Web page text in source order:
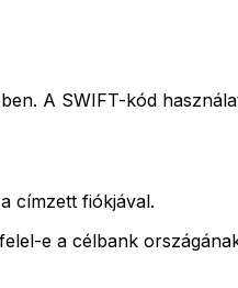
A SWIFT-kód
címzett fiókjával.
e a célbank